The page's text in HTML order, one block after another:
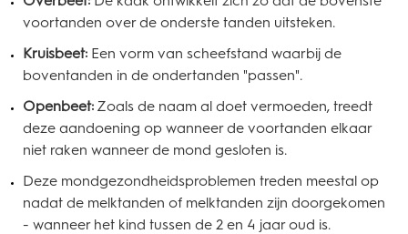
voortanden over de onderste tanden uitsteken.
Kruisbeet: Een vorm van scheefstand waarbij de
boventanden in de ondertanden "passen".
Openbeet: Zoals de naam al doet vermoeden, treedt
deze aandoening op wanneer de voortanden elkaar
niet raken wanneer de mond gesloten is.
Deze mondgezondheidsproblemen treden meestal op
nadat de melktanden of melktanden zijn doorgekomen
- wanneer het kind tussen de 2 en 4 jaar oud is.